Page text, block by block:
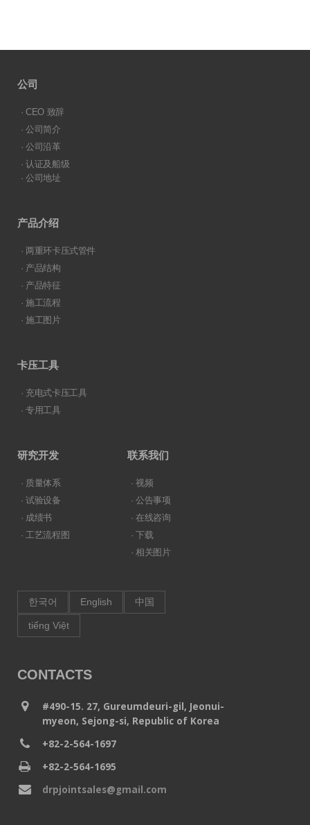
公司
· CEO 致辞
· 公司简介
· 公司沿革
· 认证及船级
· 公司地址
产品介绍
· 两重环卡压式管件
· 产品结构
· 产品特征
· 施工流程
· 施工图片
卡压工具
· 充电式卡压工具
· 专用工具
研究开发
· 质量体系
· 试验设备
· 成绩书
· 工艺流程图
联系我们
· 视频
· 公告事项
· 在线咨询
· 下载
· 相关图片
한국어 English 中国
tiếng Việt
CONTACTS
#490-15. 27, Gureumdeuri-gil, Jeonui-
myeon, Sejong-si, Republic of Korea
+82-2-564-1697
+82-2-564-1695
drpjointsales@gmail.com